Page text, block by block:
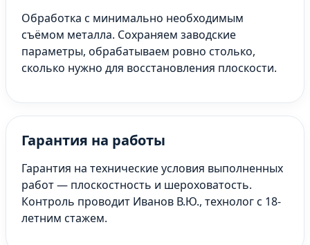
Обработка с минимально необходимым
съёмом металла. Сохраняем заводские
параметры, обрабатываем ровно столько,
сколько нужно для восстановления плоскости.
Гарантия на работы
Гарантия на технические условия выполненных
работ — плоскостность и шероховатость.
Контроль проводит Иванов В.Ю., технолог с 18-
летним стажем.